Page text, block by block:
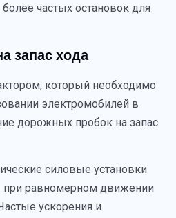
частых остановок для
запас хода
который необходимо
электромобилей в
дорожных пробок на запас
силовые установки
равномерном движении
ускорения и